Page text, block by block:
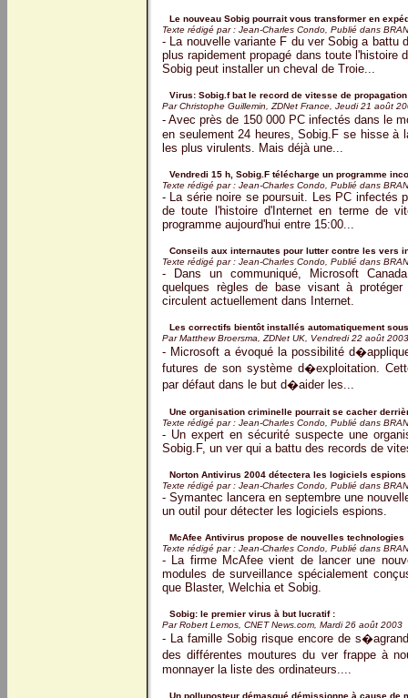
Le nouveau Sobig pourrait vous transformer en
Texte rédigé par : Jean-Charles Condo, Publié dans
- La nouvelle variante F du ver Sobig a battu
plus rapidement propagé dans toute
Sobig peut installer un cheval de Troie...
Virus: Sobig.f bat le record de vitesse de
Par Christophe Guillemin, ZDNet France, Jeudi 21 août
- Avec près de 150 000 PC infectés dans le
en seulement 24 heures, Sobig.F se hisse à
les plus virulents. Mais déjà une...
Vendredi 15 h, Sobig.F télécharge un programme
Texte rédigé par : Jean-Charles Condo, Publié dans
- La série noire se poursuit. Les PC infectés
de toute l'histoire d'Internet en terme de
programme aujourd'hui entre 15:00...
Conseils aux internautes pour lutter contre les vers
Texte rédigé par : Jean-Charles Condo, Publié dans
- Dans un communiqué, Microsoft
quelques règles de base visant à
circulent actuellement dans Internet.
Les correctifs bientôt installés automatiquement
Par Matthew Broersma, ZDNet UK, Vendredi 22 août 2003
- Microsoft a évoqué la possibilité
futures de son système d�exploitation.
par défaut dans le but d�aider les...
Une organisation criminelle pourrait se cacher
Texte rédigé par : Jean-Charles Condo, Publié dans
- Un expert en sécurité suspecte une
Sobig.F, un ver qui a battu des records de
Norton Antivirus 2004 détectera les logiciels espions
Texte rédigé par : Jean-Charles Condo, Publié dans
- Symantec lancera en septembre une
un outil pour détecter les logiciels espions.
McAfee Antivirus propose de nouvelles technologies
Texte rédigé par : Jean-Charles Condo, Publié dans
- La firme McAfee vient de lancer une
modules de surveillance spécialement
que Blaster, Welchia et Sobig.
Sobig: le premier virus à but lucratif :
Par Robert Lemos, CNET News.com, Mardi 26 août 2003
- La famille Sobig risque encore de
des différentes moutures du ver frappe à
monnayer la liste des ordinateurs....
Un polluposteur démasqué démissionne à cause de